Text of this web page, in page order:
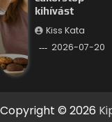
kihívást
Kiss Kata
2026-07-20
Copyright © 2026